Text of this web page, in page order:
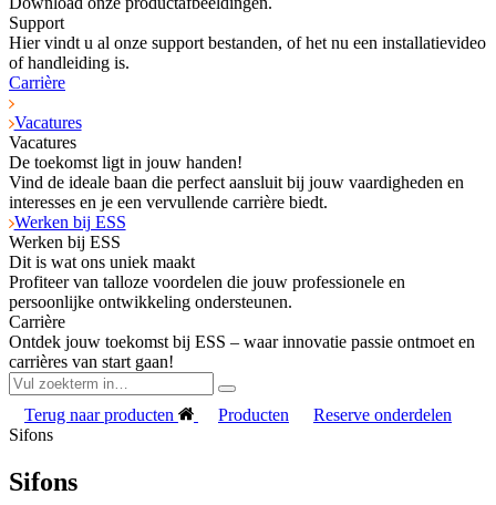
Support
Hier vindt u al onze support bestanden, of het nu een installatievideo
of handleiding is.
Carrière
Vacatures
Vacatures
De toekomst ligt in jouw handen!
Vind de ideale baan die perfect aansluit bij jouw vaardigheden en
interesses en je een vervullende carrière biedt.
Werken bij ESS
Werken bij ESS
Dit is wat ons uniek maakt
Profiteer van talloze voordelen die jouw professionele en
persoonlijke ontwikkeling ondersteunen.
Carrière
Ontdek jouw toekomst bij ESS – waar innovatie passie ontmoet en
carrières van start gaan!
Terug naar producten Producten
Reserve onderdelen
Sifons
Sifons